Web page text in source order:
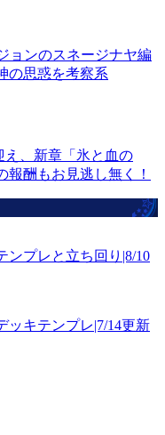
ョンのスネージナヤ編
の思惑を考察系
え、新章「氷と血の
酬もお見逃し無く！
ンプレと立ち回り|8/10
ッキテンプレ|7/14更新